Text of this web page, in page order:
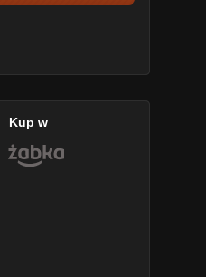
Kup w